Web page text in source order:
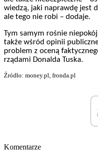
wiedzą, jaki naprawdę jest
ale tego nie robi – dodaje.
Tym samym rośnie
także wśród opinii
problem z oceną
rządami Donalda Tuska.
Źródło: money.pl, fronda.pl
Komentarze